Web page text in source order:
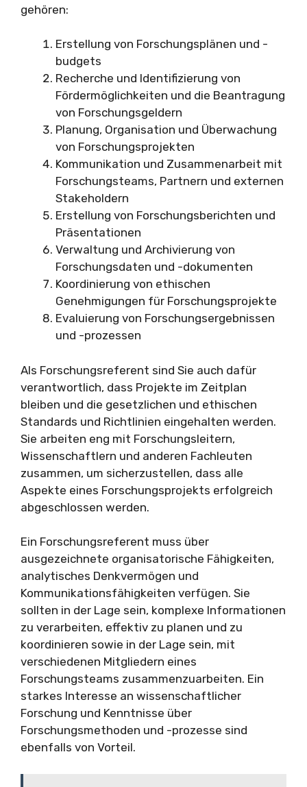
gehören:
Erstellung von Forschungsplänen und -
budgets
Recherche und Identifizierung von
Fördermöglichkeiten und die Beantragung
von Forschungsgeldern
Planung, Organisation und Überwachung
von Forschungsprojekten
Kommunikation und Zusammenarbeit mit
Forschungsteams, Partnern und externen
Stakeholdern
Erstellung von Forschungsberichten und
Präsentationen
Verwaltung und Archivierung von
Forschungsdaten und -dokumenten
Koordinierung von ethischen
Genehmigungen für Forschungsprojekte
Evaluierung von Forschungsergebnissen
und -prozessen
Als Forschungsreferent sind Sie auch dafür
verantwortlich, dass Projekte im Zeitplan
bleiben und die gesetzlichen und ethischen
Standards und Richtlinien eingehalten werden.
Sie arbeiten eng mit Forschungsleitern,
Wissenschaftlern und anderen Fachleuten
zusammen, um sicherzustellen, dass alle
Aspekte eines Forschungsprojekts erfolgreich
abgeschlossen werden.
Ein Forschungsreferent muss über
ausgezeichnete organisatorische Fähigkeiten,
analytisches Denkvermögen und
Kommunikationsfähigkeiten verfügen. Sie
sollten in der Lage sein, komplexe Informationen
zu verarbeiten, effektiv zu planen und zu
koordinieren sowie in der Lage sein, mit
verschiedenen Mitgliedern eines
Forschungsteams zusammenzuarbeiten. Ein
starkes Interesse an wissenschaftlicher
Forschung und Kenntnisse über
Forschungsmethoden und -prozesse sind
ebenfalls von Vorteil.